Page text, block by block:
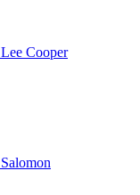
Lee Cooper
Salomon